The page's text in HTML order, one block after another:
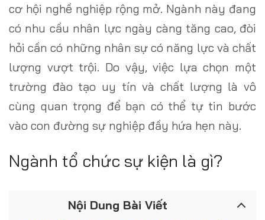
cơ hội nghề nghiệp rộng mở. Ngành này đang
có nhu cầu nhân lực ngày càng tăng cao, đòi
hỏi cần có những nhân sự có năng lực và chất
lượng vượt trội. Do vậy, việc lựa chọn một
trường đào tạo uy tín và chất lượng là vô
cùng quan trọng để bạn có thể tự tin bước
vào con đường sự nghiệp đầy hứa hẹn này.
Ngành tổ chức sự kiện là gì?
Nội Dung Bài Viết